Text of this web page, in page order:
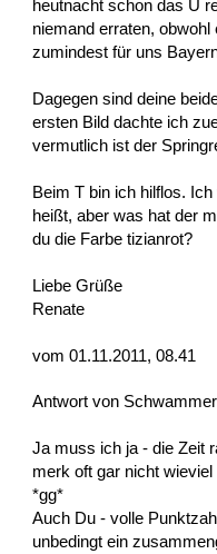
heutnacht schon das U
niemand erraten,
zumindest für uns
Dagegen sind deine
ersten Bild dachte ich
vermutlich ist der
Beim T bin ich hilflos.
heißt, aber was hat der
du die Farbe tizianrot?
Liebe Grüße
Renate
vom 01.11.2011, 08.41
Antwort von
Ja muss ich ja - die Zeit
merk oft gar nicht
*gg*
Auch Du - volle
unbedingt ein